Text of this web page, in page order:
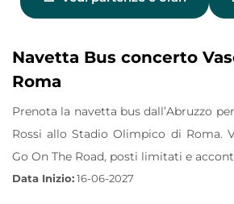
Navetta Bus concerto
Roma
Prenota la navetta bus dall’Abruzzo
Rossi allo Stadio Olimpico di Roma.
Go On The Road, posti limitati e
Data Inizio: 16-06-2027